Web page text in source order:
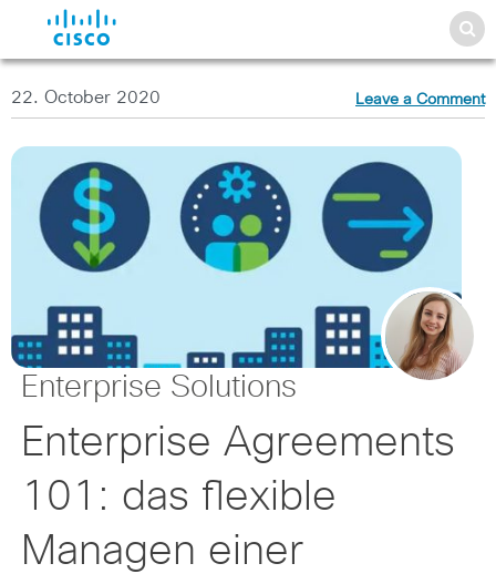
22. October 2020 Leave a Comment
Enterprise Solutions
Enterprise Agreements
101: das flexible
Managen einer